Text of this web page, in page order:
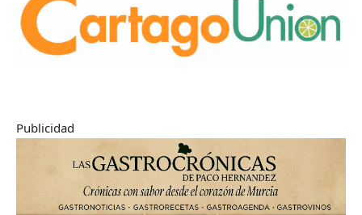
Publicidad